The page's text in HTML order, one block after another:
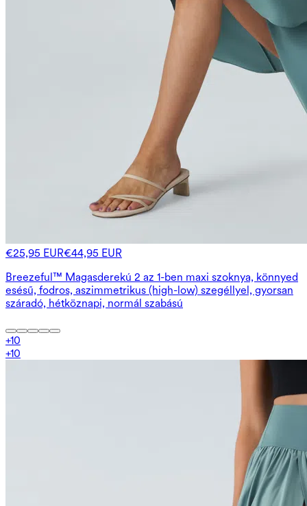
€25,95 EUR€44,95 EUR
Breezeful™ Magasderekú 2 az 1-ben maxi szoknya, könnyed
esésű, fodros, aszimmetrikus (high-low) szegéllyel, gyorsan
száradó, hétköznapi, normál szabású
+10
+10